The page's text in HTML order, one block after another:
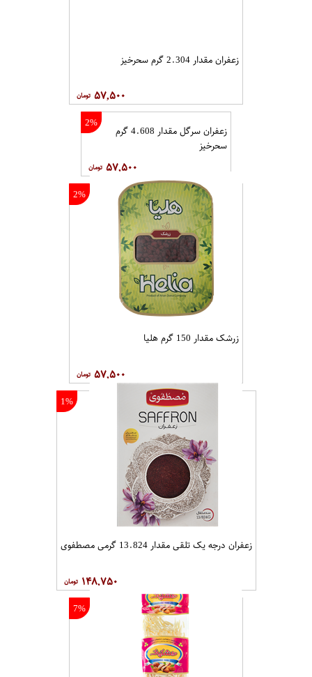
زعفران مقدار 2.304 گرم سحرخیز
۵۷,۵۰۰
2%
زعفران سرگل مقدار 4.608 گرم
سحرخیز
۵۷,۵۰۰
2%
زرشک مقدار 150 گرم هلیا
۵۷,۵۰۰
1%
زعفران درجه یک تلقی مقدار 13.824 گرمی مصطفوی
۱۴۸,۷۵۰
7%